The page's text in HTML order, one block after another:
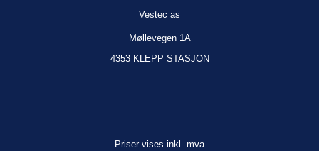
Vestec as
Møllevegen 1A
4353 KLEPP STASJON
Priser vises inkl. mva